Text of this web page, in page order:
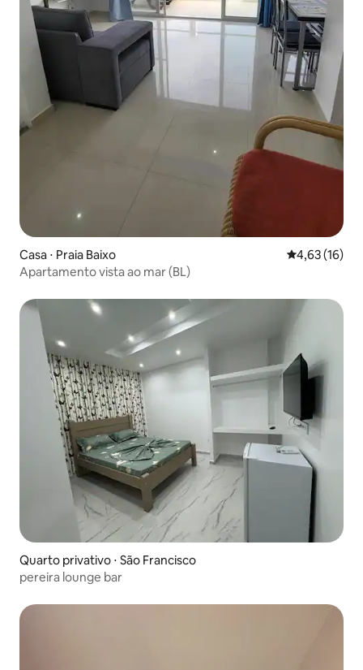
Casa ⋅ Praia Baixo 4,63 de uma
4,63 (16)
Apartamento vista ao mar (BL)
Quarto privativo ⋅ São Francisco
pereira lounge bar